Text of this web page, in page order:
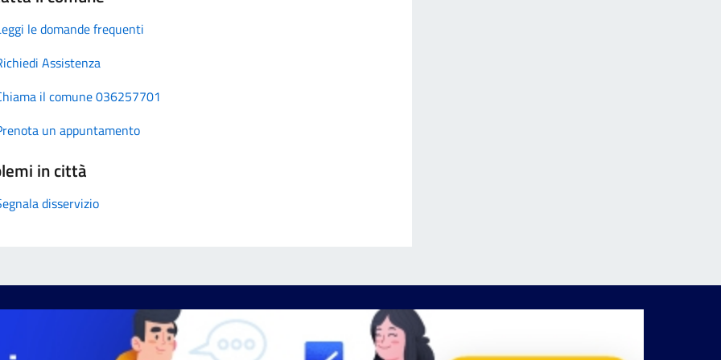
le domande frequenti
Assistenza
il comune 036257701
un appuntamento
in città
disservizio